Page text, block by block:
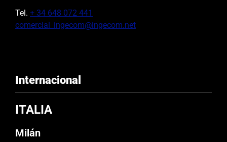
Tel. + 34 648 072 441
comercial_ingecom@ingecom.net
Internacional
ITALIA
Milán